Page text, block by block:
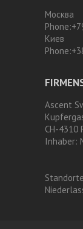
Москва
Phone:
Киев
Phone:
Ascent
CH-4310
Inhaber: